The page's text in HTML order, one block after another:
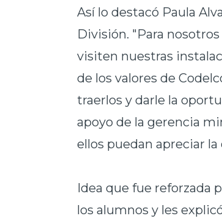
Así lo destacó Paula
División. "Para
visiten nuestras
de los valores de
traerlos y darle la
apoyo de la gerencia
ellos puedan apreciar
Idea que fue reforzada
los alumnos y les